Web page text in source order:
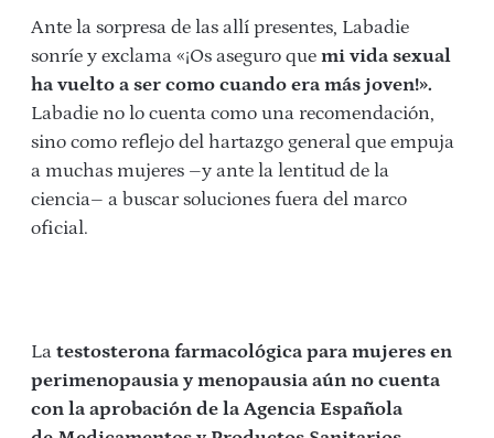
Ante la sorpresa de las allí presentes, Labadie
sonríe y exclama «¡Os aseguro que mi vida sexual
ha vuelto a ser como cuando era más joven!».
Labadie no lo cuenta como una recomendación,
sino como reflejo del hartazgo general que empuja
a muchas mujeres –y ante la lentitud de la
ciencia– a buscar soluciones fuera del marco
oficial.
La testosterona farmacológica para mujeres en
perimenopausia y menopausia aún no cuenta
con la aprobación de la Agencia Española